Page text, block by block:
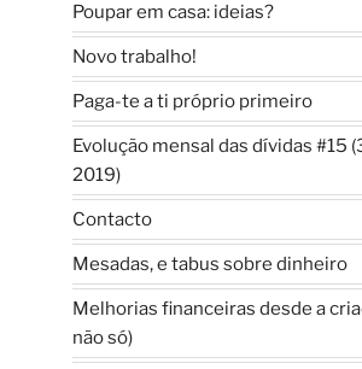
Poupar em casa: ideias?
Novo trabalho!
Paga-te a ti próprio primeiro
Evolução mensal das dívidas #15
2019)
Contacto
Mesadas, e tabus sobre dinheiro
Melhorias financeiras desde a
não só)